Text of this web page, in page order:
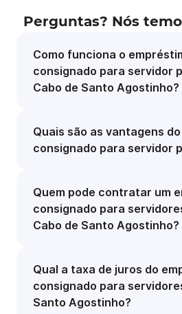
Perguntas? Nós
Como funciona o
consignado para servidor
Cabo de Santo Agostinho?
Quais são as vantagens
consignado para servidor
Quem pode contratar um
consignado para
Cabo de Santo Agostinho?
Qual a taxa de juros do
consignado para
Santo Agostinho?